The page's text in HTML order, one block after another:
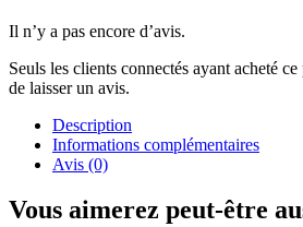
Il n’y a pas encore d’avis.
Seuls les clients connectés ayant acheté
de laisser un avis.
Description
Informations complémentaires
Avis (0)
Vous aimerez peut-être